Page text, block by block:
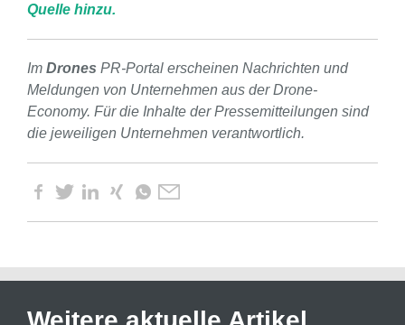
Quelle hinzu.
Im Drones PR-Portal erscheinen Nachrichten und
Meldungen von Unternehmen aus der Drone-
Economy. Für die Inhalte der Pressemitteilungen sind
die jeweiligen Unternehmen verantwortlich.